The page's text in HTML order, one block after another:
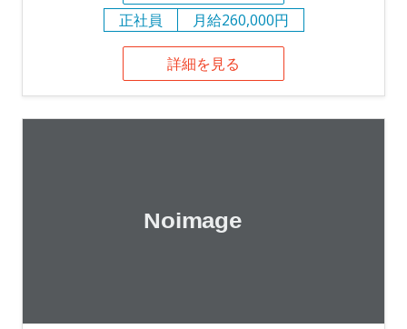
正社員
月給260,000円
詳細を見る